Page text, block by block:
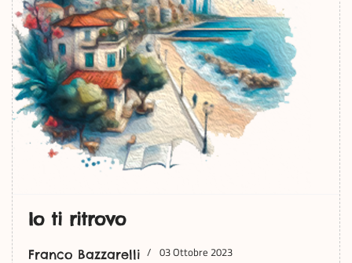
Io ti ritrovo
Franco Bazzarelli 03 Ottobre 2023